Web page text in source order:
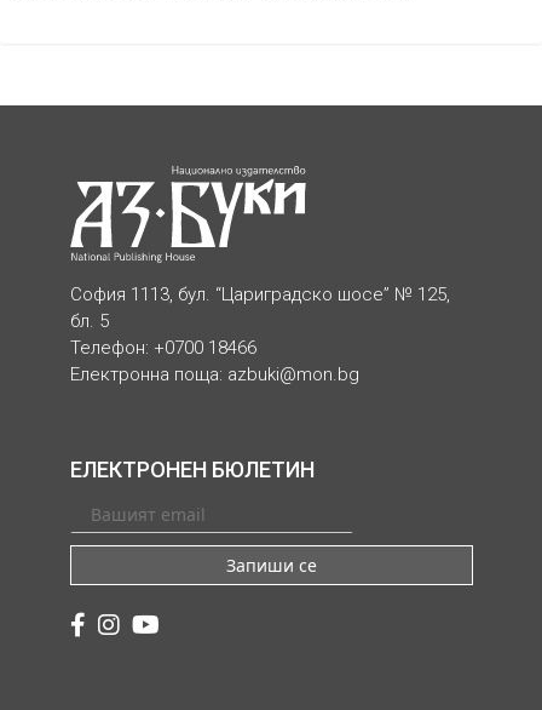
София 1113, бул. “Цариградско шосе” № 125,
бл. 5
Телефон: +0700 18466
Електронна поща: azbuki@mon.bg
ЕЛЕКТРОНЕН БЮЛЕТИН
Запиши се